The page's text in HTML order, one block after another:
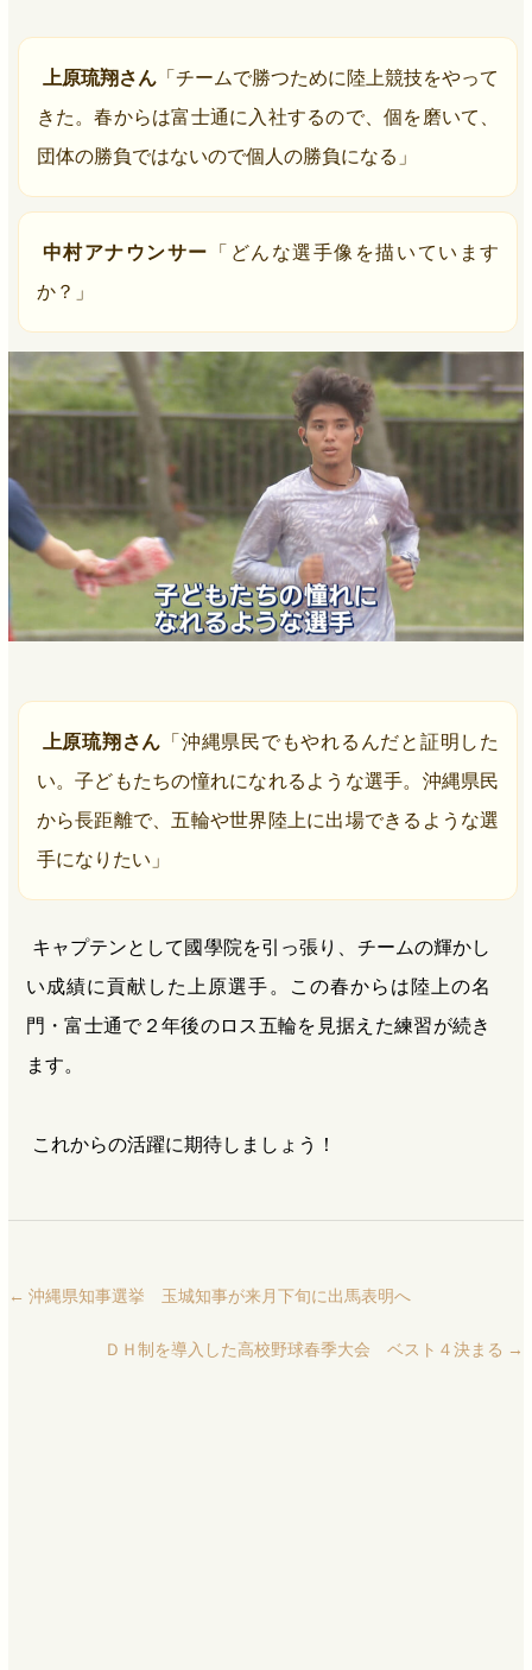
上原琉翔さん「チームで勝つために陸上競技をやって
きた。春からは富士通に入社するので、個を磨いて、
団体の勝負ではないので個人の勝負になる」
中村アナウンサー 「どんな選手像を描いています
か？」
上原琉翔さん 「沖縄県民でもやれるんだと証明した
い。子どもたちの憧れになれるような選手。沖縄県民
から長距離で、五輪や世界陸上に出場できるような選
手になりたい」
キャプテンとして國學院を引っ張り、チームの輝かし
い成績に貢献した上原選手。この春からは陸上の名
門・富士通で２年後のロス五輪を見据えた練習が続き
ます。
これからの活躍に期待しましょう！
← 沖縄県知事選挙 玉城知事が来月下旬に出馬表明へ
ＤＨ制を導入した高校野球春季大会 ベスト４決まる →